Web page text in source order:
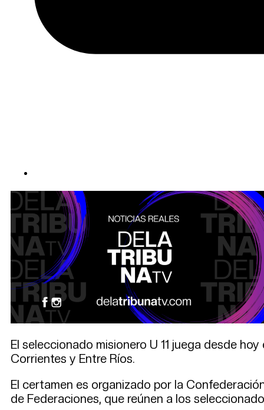
El seleccionado misionero U 11 juega desde
Corrientes y Entre Ríos.
El certamen es organizado por la
de Federaciones, que reúnen a los